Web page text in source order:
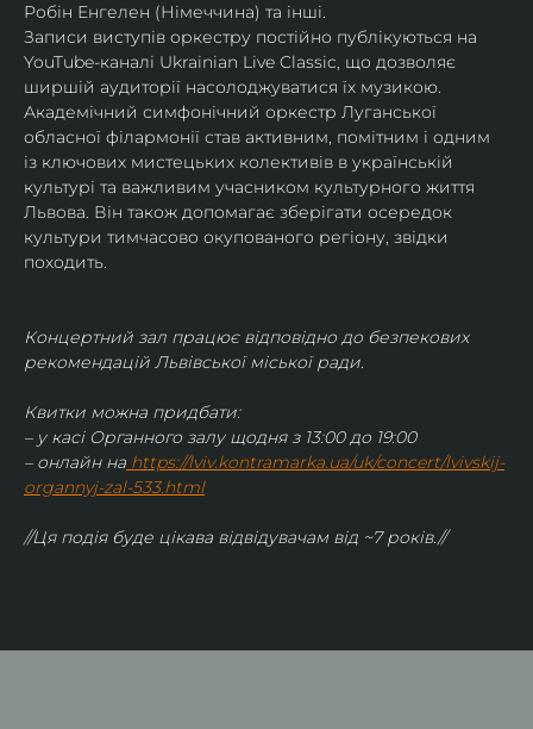
Робін Енгелен (Німеччина) та інші.
Записи виступів оркестру постійно публікуються на
YouTube-каналі Ukrainian Live Classic, що дозволяє
ширшій аудиторії насолоджуватися їх музикою​.
Академічний симфонічний оркестр Луганської
обласної філармонії став активним, помітним і одним
із ключових мистецьких колективів в українській
культурі та важливим учасником культурного життя
Львова. Він також допомагає зберігати осередок
культури тимчасово окупованого регіону, звідки
походить.
Концертний зал працює відповідно до безпекових
рекомендацій Львівської міської ради.
Квитки можна придбати:
– у касі Органного залу щодня з 13:00 до 19:00
– онлайн на https://lviv.kontramarka.ua/uk/concert/lvivskij-
organnyj-zal-533.html
//Ця подія буде цікава відвідувачам від ~7 років.//